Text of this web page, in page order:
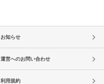
お知らせ
運営へのお問い合わせ
利用規約